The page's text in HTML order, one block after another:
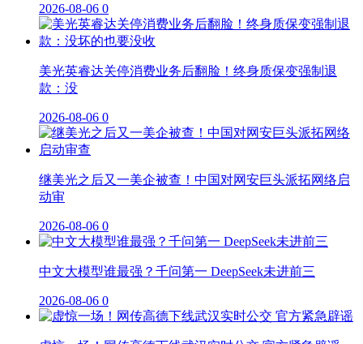
2026-08-06 0
美光英睿达关停消费业务后翻脸！终身质保变强制退
款：没
2026-08-06 0
继美光之后又一美企被查！中国对网安巨头派拓网络启
动审
2026-08-06 0
中文大模型谁最强？千问第一 DeepSeek未进前三
2026-08-06 0